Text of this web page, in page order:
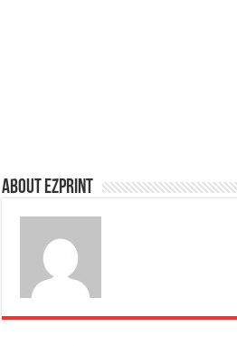
About Ezprint